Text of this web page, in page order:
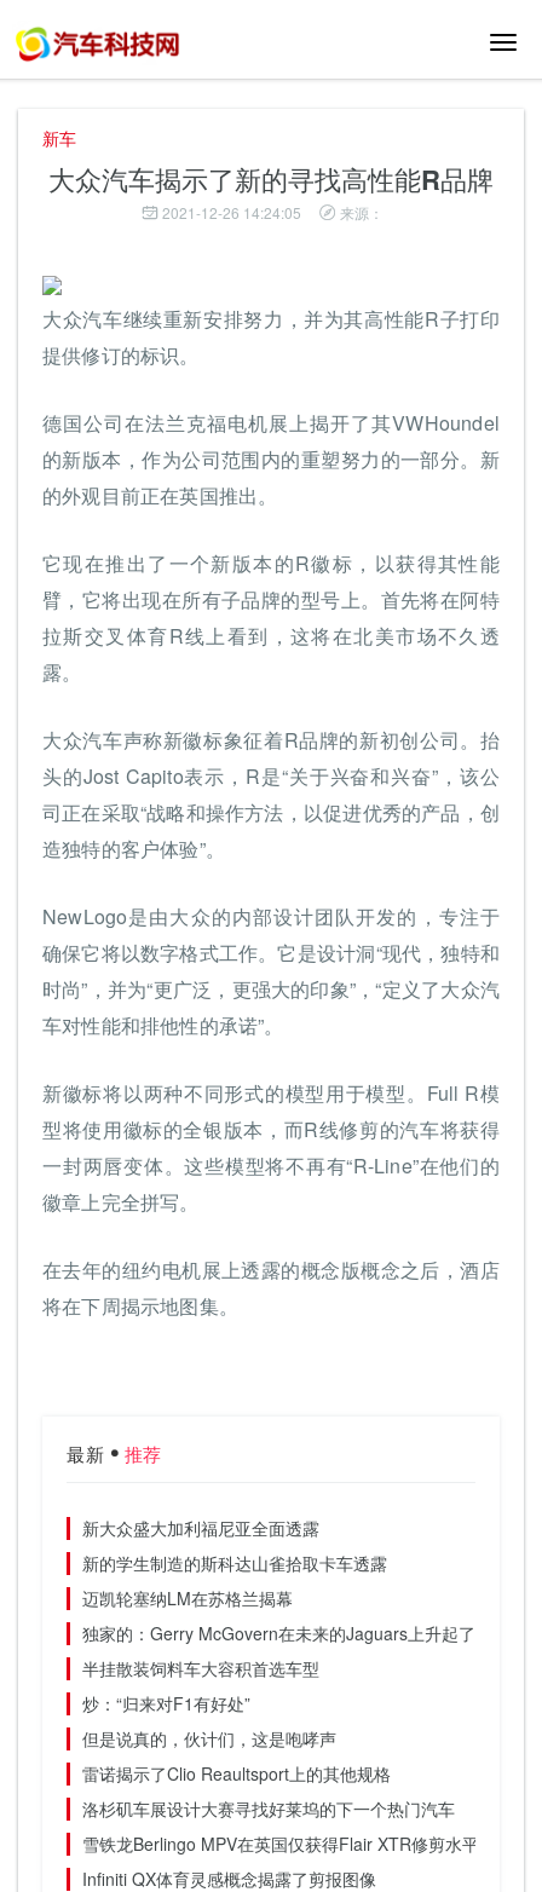
切
新车
大众汽车揭示了新的寻找高性能R品牌
2021-12-26 14:24:05 来源：
大众汽车继续重新安排努力，并为其高性能R子打印
提供修订的标识。
德国公司在法兰克福电机展上揭开了其VWHoundel
的新版本，作为公司范围内的重塑努力的一部分。新
的外观目前正在英国推出。
它现在推出了一个新版本的R徽标，以获得其性能
臂，它将出现在所有子品牌的型号上。首先将在阿特
拉斯交叉体育R线上看到，这将在北美市场不久透
露。
大众汽车声称新徽标象征着R品牌的新初创公司。抬
头的Jost Capito表示，R是“关于兴奋和兴奋”，该公
司正在采取“战略和操作方法，以促进优秀的产品，创
造独特的客户体验”。
NewLogo是由大众的内部设计团队开发的，专注于
确保它将以数字格式工作。它是设计洞“现代，独特和
时尚”，并为“更广泛，更强大的印象”，“定义了大众汽
车对性能和排他性的承诺”。
新徽标将以两种不同形式的模型用于模型。Full R模
型将使用徽标的全银版本，而R线修剪的汽车将获得
一封两唇变体。这些模型将不再有“R-Line”在他们的
徽章上完全拼写。
在去年的纽约电机展上透露的概念版概念之后，酒店
将在下周揭示地图集。
最新 推荐
新大众盛大加利福尼亚全面透露
新的学生制造的斯科达山雀拾取卡车透露
迈凯轮塞纳LM在苏格兰揭幕
独家的：Gerry McGovern在未来的Jaguars上升起了盖子
半挂散装饲料车大容积首选车型
炒：“归来对F1有好处”
但是说真的，伙计们，这是咆哮声
雷诺揭示了Clio Reaultsport上的其他规格
洛杉矶车展设计大赛寻找好莱坞的下一个热门汽车
雪铁龙Berlingo MPV在英国仅获得Flair XTR修剪水平
Infiniti QX体育灵感概念揭露了剪报图像